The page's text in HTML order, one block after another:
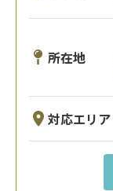
所在地
対応エリア